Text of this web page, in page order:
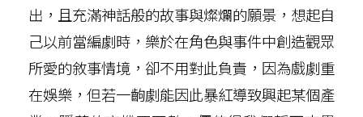
出，且充滿神話般的故事與燦爛的願景，想起自
己以前當編劇時，樂於在角色與事件中創造觀眾
所愛的敘事情境，卻不用對此負責，因為戲劇重
在娛樂，但若一齣劇能因此暴紅導致興起某個產